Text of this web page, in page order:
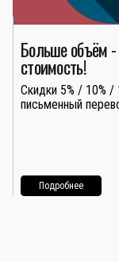
Больше объём
стоимость!
Скидки 5% / 10% /
письменный
Подробнее